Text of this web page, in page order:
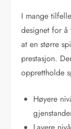
I mange
designet for
at en større
prestasjon.
opprettholde
Høyere